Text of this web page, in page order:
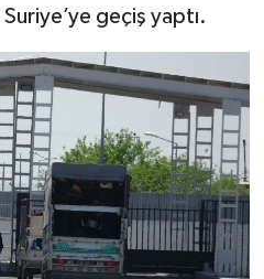
geçiş yaptı.